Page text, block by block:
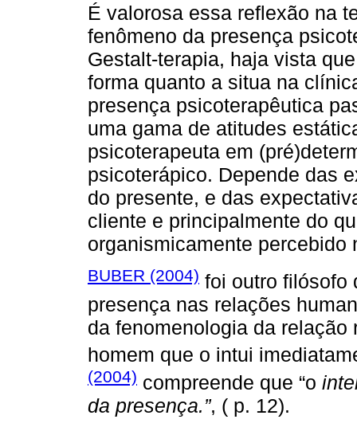
É valorosa essa reflexão na
fenômeno da presença
Gestalt-terapia, haja vista
forma quanto a situa na
presença psicoterapêutica
uma gama de atitudes
psicoterapeuta em
psicoterápico. Depende das
do presente, e das
cliente e principalmente do
organismicamente percebido
BUBER (2004) foi outro filósofo
presença nas relações
da fenomenologia da
homem que o intui
(2004) compreende que “o
da presença.”, ( p. 12).